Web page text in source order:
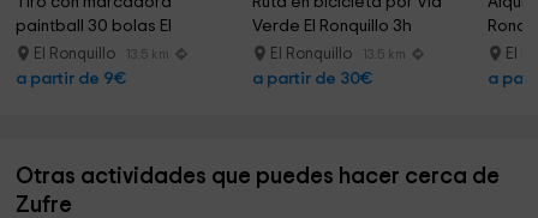
paintball 30 bolas El
Ronquillo
El Ronquillo 13.5 km
a partir de 9€
Verde El Ronquillo 3h
El Ronquillo 13.5 km
a partir de 30€
El
a
Otras actividades que puedes hacer cerca de
Zufre